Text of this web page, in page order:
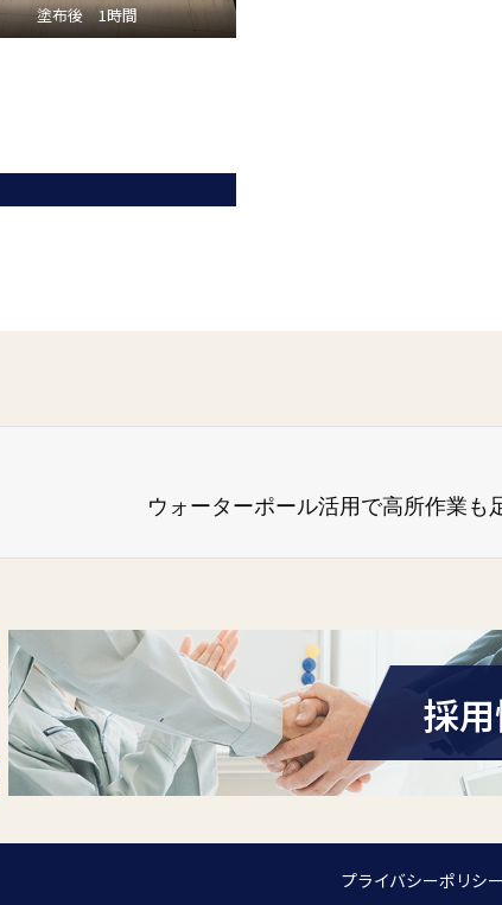
塗布後 1時間
ウォーターポール活用で高所作業も
採
プライバシーポリシー